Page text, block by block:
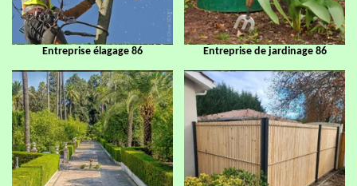
Entreprise élagage 86 Entreprise de jardinage 86